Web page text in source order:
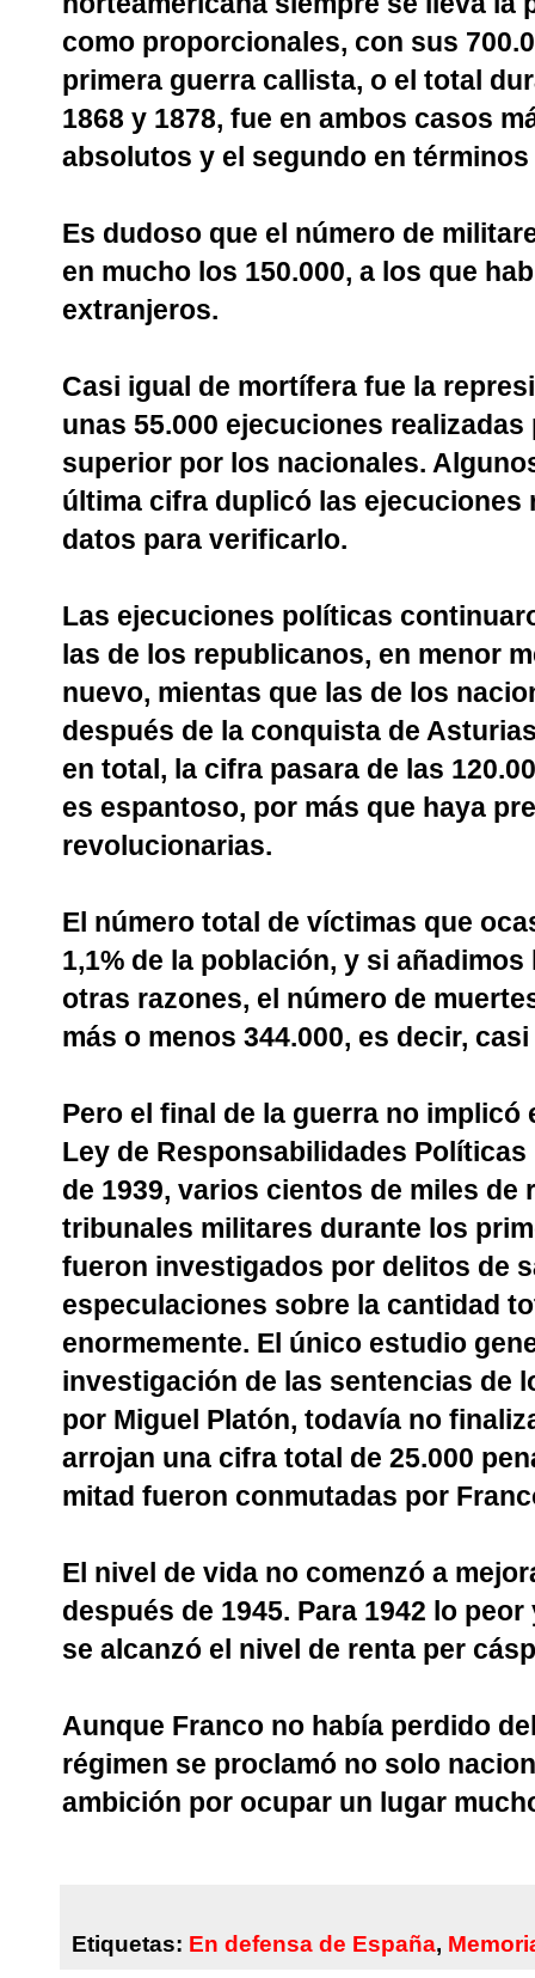
como proporcionales, con sus
primera guerra callista, o el total
1868 y 1878, fue en ambos casos
absolutos y el segundo en
Es dudoso que el número de
en mucho los 150.000, a los que
extranjeros.
Casi igual de mortífera fue la
unas 55.000 ejecuciones
superior por los nacionales.
última cifra duplicó las ejecuciones
datos para verificarlo.
Las ejecuciones políticas
las de los republicanos, en menor
nuevo, mientas que las de los
después de la conquista de
en total, la cifra pasara de las
es espantoso, por más que haya
revolucionarias.
El número total de víctimas que
1,1% de la población, y si
otras razones, el número de
más o menos 344.000, es decir,
Pero el final de la guerra no
Ley de Responsabilidades
de 1939, varios cientos de miles
tribunales militares durante los
fueron investigados por delitos de
especulaciones sobre la cantidad
enormemente. El único estudio
investigación de las sentencias de
por Miguel Platón, todavía no
arrojan una cifra total de 25.000
mitad fueron conmutadas por
El nivel de vida no comenzó a
después de 1945. Para 1942 lo
se alcanzó el nivel de renta per
Aunque Franco no había perdido
régimen se proclamó no solo
ambición por ocupar un lugar
Etiquetas: En defensa de España,